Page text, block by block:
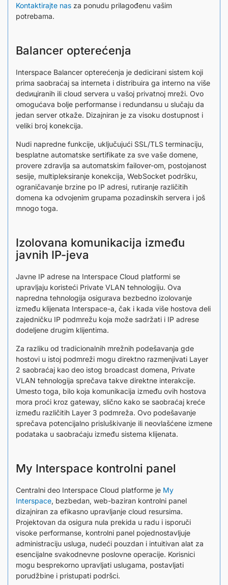
Kontaktirajte nas za ponudu prilagođenu vašim
potrebama.
Balancer opterećenja
Interspace Balancer opterećenja je dedicirani sistem koji
prima saobraćaj sa interneta i distribuira ga interno na više
dedицiranih ili cloud servera u vašoj privatnoj mreži. Ovo
omogućava bolje performanse i redundansu u slučaju da
jedan server otkaže. Dizajniran je za visoku dostupnost i
veliki broj konekcija.
Nudi napredne funkcije, uključujući SSL/TLS terminaciju,
besplatne automatske sertifikate za sve vaše domene,
provere zdravlja sa automatskim failover-om, postojanost
sesije, multipleksiranje konekcija, WebSocket podršku,
ograničavanje brzine po IP adresi, rutiranje različitih
domena ka odvojenim grupama pozadinskih servera i još
mnogo toga.
Izolovana komunikacija između
javnih IP-jeva
Javne IP adrese na Interspace Cloud platformi se
upravljaju koristeći Private VLAN tehnologiju. Ova
napredna tehnologija osigurava bezbedno izolovanje
između klijenata Interspace-a, čak i kada više hostova deli
zajedničku IP podmrežu koja može sadržati i IP adrese
dodeljene drugim klijentima.
Za razliku od tradicionalnih mrežnih podešavanja gde
hostovi u istoj podmreži mogu direktno razmenjivati Layer
2 saobraćaj kao deo istog broadcast domena, Private
VLAN tehnologija sprečava takve direktne interakcije.
Umesto toga, bilo koja komunikacija između ovih hostova
mora proći kroz gateway, slično kako se saobraćaj kreće
između različitih Layer 3 podmreža. Ovo podešavanje
sprečava potencijalno prisluškivanje ili neovlašćene izmene
podataka u saobraćaju između sistema klijenata.
My Interspace kontrolni panel
Centralni deo Interspace Cloud platforme je My
Interspace, bezbedan, web-baziran kontrolni panel
dizajniran za efikasno upravljanje cloud resursima.
Projektovan da osigura nula prekida u radu i isporuči
visoke performanse, kontrolni panel pojednostavljuje
administraciju usluga, nudeći pouzdan i intuitivan alat za
esencijalne svakodnevne poslovne operacije. Korisnici
mogu besprekorno upravljati uslugama, postavljati
porudžbine i pristupati podršci.